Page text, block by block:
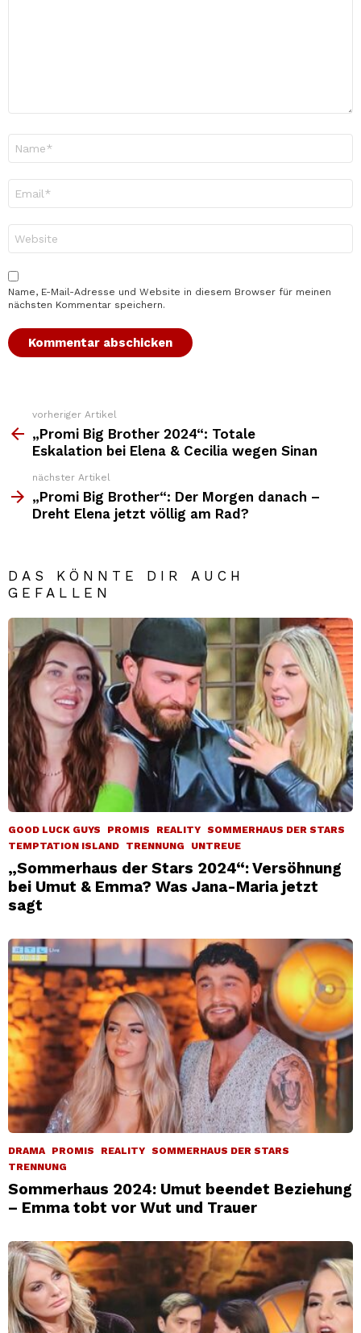
Mail-
Adresse
*
Name, E-Mail-Adresse und Website in diesem Browser für meinen
nächsten Kommentar speichern.
Weitere
Top
News
vorheriger Artikel
„Promi Big Brother 2024“: Totale
Eskalation bei Elena & Cecilia wegen Sinan
nächster Artikel
„Promi Big Brother“: Der Morgen danach –
Dreht Elena jetzt völlig am Rad?
DAS KÖNNTE DIR AUCH
GEFALLEN
GOOD LUCK GUYS PROMIS REALITY SOMMERHAUS DER STARS
TEMPTATION ISLAND
TRENNUNG UNTREUE
„Sommerhaus der Stars 2024“: Versöhnung
bei Umut & Emma? Was Jana-Maria jetzt
sagt
DRAMA PROMIS REALITY SOMMERHAUS DER STARS
TRENNUNG
Sommerhaus 2024: Umut beendet Beziehung
– Emma tobt vor Wut und Trauer